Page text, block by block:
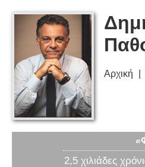
Αρχική
2,5 χιλιάδες